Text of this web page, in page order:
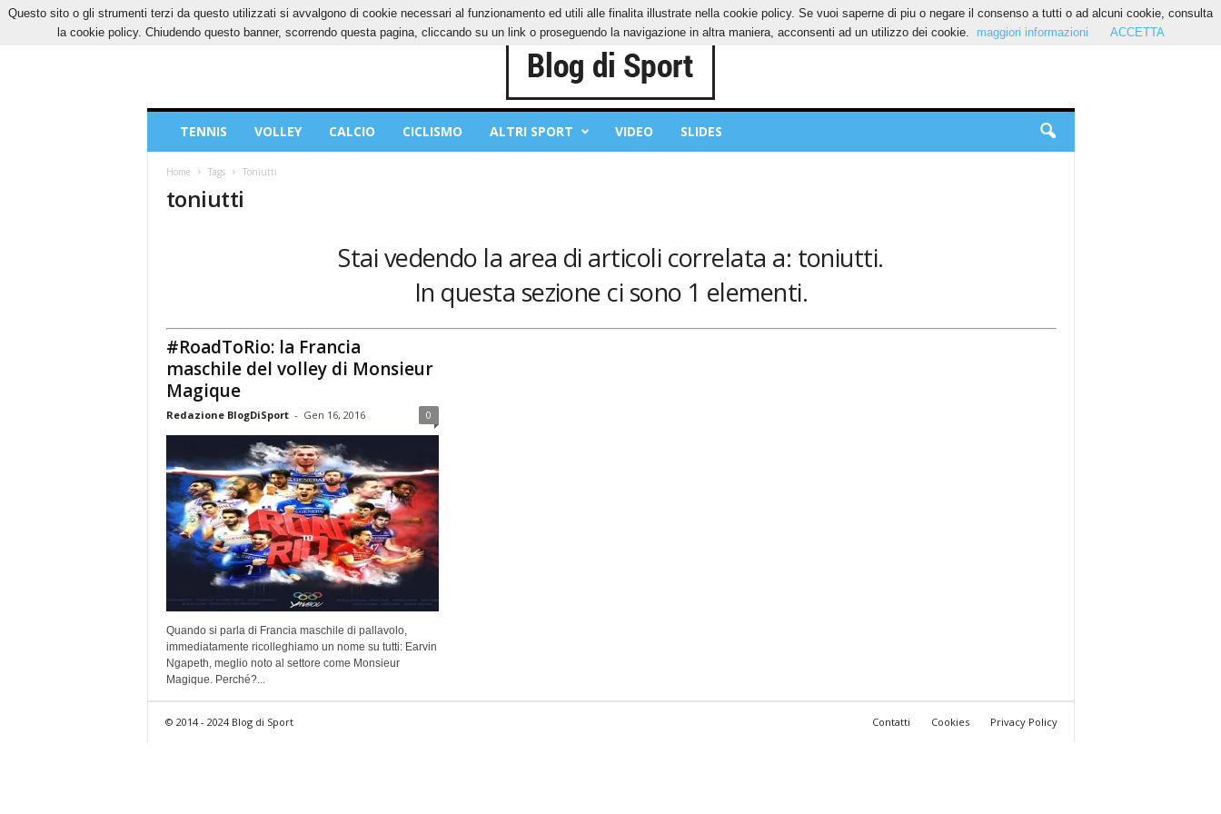
GIOVEDÌ, 6 AGOSTO 2026 CONTATTI COOKIES PRIVACY POLICY
Sport
TENNIS VOLLEY CALCIO CICLISMO ALTRI SPORT VIDEO SLIDES
Home Tags Toniutti
toniutti
Stai vedendo la area di articoli correlata a: toniutti.
In questa sezione ci sono 1 elementi.
#RoadToRio: la Francia
maschile del volley di Monsieur
Magique
Redazione BlogDiSport - Gen 16, 2016 0
Quando si parla di Francia maschile di pallavolo,
immediatamente ricolleghiamo un nome su tutti: Earvin
Ngapeth, meglio noto al settore come Monsieur
Magique. Perché?...
Contatti Cookies Privacy Policy
© 2014 - 2024 Blog di Sport
Questo sito o gli strumenti terzi da questo utilizzati si avvalgono di cookie necessari al funzionamento ed utili alle finalita illustrate nella cookie policy. Se vuoi saperne di piu o negare il consenso a tutti o ad alcuni cookie, consulta
la cookie policy. Chiudendo questo banner, scorrendo questa pagina, cliccando su un link o proseguendo la navigazione in altra maniera, acconsenti ad un utilizzo dei cookie.
maggiori informazioni ACCETTA